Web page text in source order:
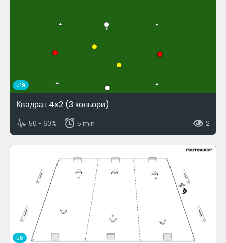
U19
Квадрат 4х2 (3 кольори)
50 - 60% 5 min 2
U6